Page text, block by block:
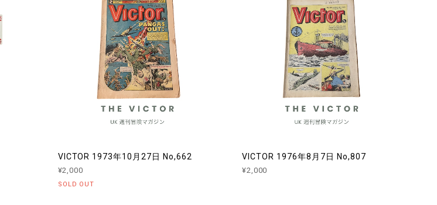
VICTOR 1973年10月27日 No,662
¥2,000
SOLD OUT
VICTOR 1976年8月7日 No,807
¥2,000